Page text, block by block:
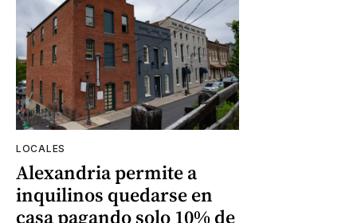
LOCALES
Alexandria permite a
inquilinos quedarse en
casa pagando solo 10% de